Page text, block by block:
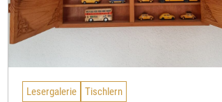
Lesergalerie Tischlern